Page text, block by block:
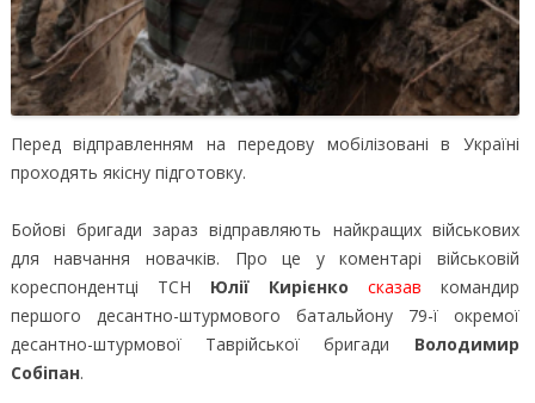
Перед відправленням на передову мобілізовані в Україні
проходять якісну підготовку.
Бойові бригади зараз відправляють найкращих військових
для навчання новачків. Про це у коментарі військовій
кореспондентці ТСН Юлії Кирієнко сказав
командир
першого десантно-штурмового батальйону 79-ї окремої
десантно-штурмової Таврійської бригади Володимир
Собіпан.